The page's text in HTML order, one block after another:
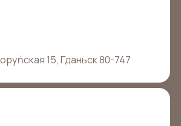
15, Гданьск 80-747